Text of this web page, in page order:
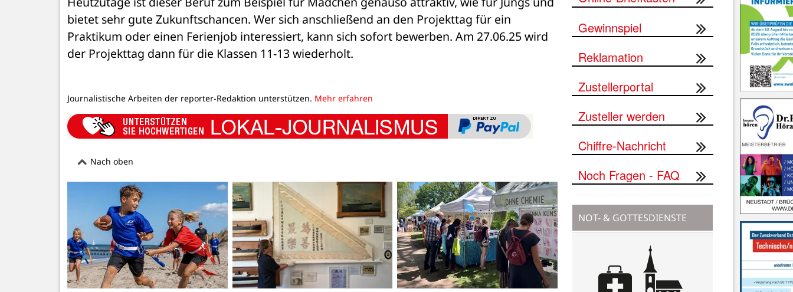
bietet sehr gute Zukunftschancen. Wer sich anschließend an den Projekttag für ein
Praktikum oder einen Ferienjob interessiert, kann sich sofort bewerben. Am 27.06.25 wird
der Projekttag dann für die Klassen 11-13 wiederholt.
Journalistische Arbeiten der reporter-Redaktion unterstützen. Mehr erfahren
Nach oben
Gewinnspiel
Reklamation
Zustellerportal
Zusteller werden
Chiffre-Nachricht
Noch Fragen - FAQ
NOT- & GOTTESDIENSTE